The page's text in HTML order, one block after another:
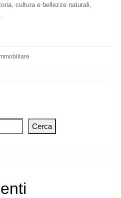
cultura e bellezze naturali,
Cerca